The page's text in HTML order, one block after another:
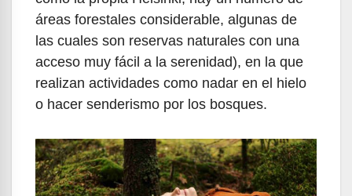
áreas forestales considerable, algunas de
las cuales son reservas naturales con una
acceso muy fácil a la serenidad), en la que
realizan actividades como nadar en el hielo
o hacer senderismo por los bosques.